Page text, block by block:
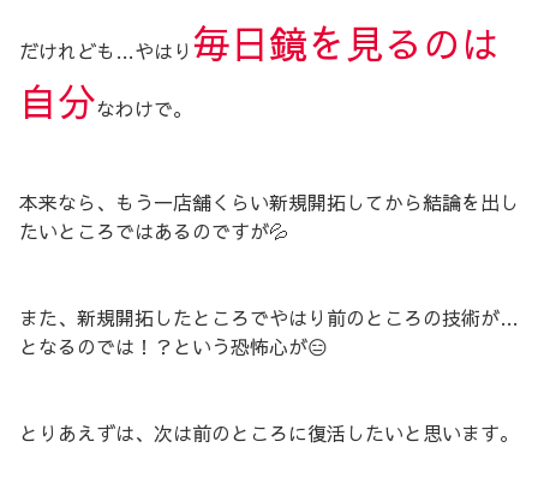
だけれども…やはり 毎日鏡を見るのは
自分なわけで。
本来なら、もう一店舗くらい新規開拓してから結論を出し
たいところではあるのですが💦
また、新規開拓したところでやはり前のところの技術が…
となるのでは！？という恐怖心が😑
とりあえずは、次は前のところに復活したいと思います。